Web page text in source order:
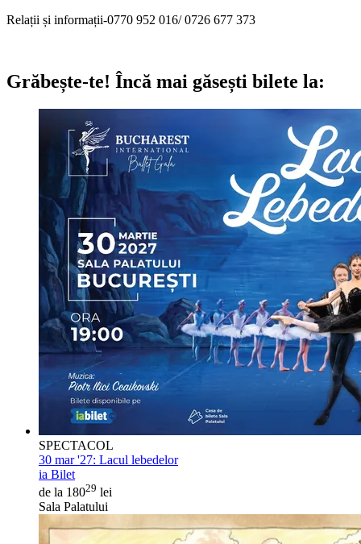
Relații și informații-0770 952 016/ 0726 677 373
Grăbește-te! Încă mai găsești bilete la:
SPECTACOL
30 mar '27: Lacul lebedelor
ia Bilet
de la 18029 lei
Sala Palatului